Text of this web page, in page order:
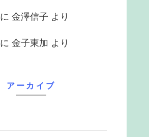
に 金澤信子 より
に 金子東加 より
アーカイブ